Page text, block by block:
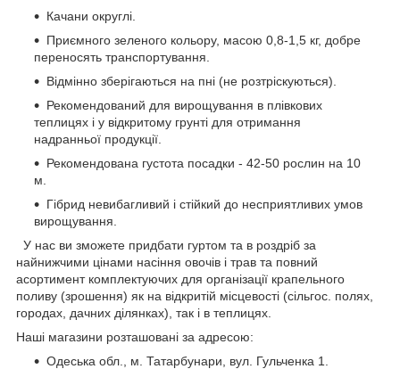
Качани округлі.
Приємного зеленого кольору, масою 0,8-1,5 кг, добре
переносять транспортування.
Відмінно зберігаються на пні (не розтріскуються).
Рекомендований для вирощування в плівкових
теплицях і у відкритому грунті для отримання
надранньої продукції.
Рекомендована густота посадки - 42-50 рослин на 10
м.
Гібрид невибагливий і стійкий до несприятливих умов
вирощування.
У нас ви зможете придбати гуртом та в роздріб за
найнижчими цінами насіння овочів і трав та повний
асортимент комплектуючих для організації крапельного
поливу (зрошення) як на відкритій місцевості (сільгос. полях,
городах, дачних ділянках), так і в теплицях.
Наші магазини розташовані за адресою:
Одеська обл., м. Татарбунари, вул. Гульченка 1.